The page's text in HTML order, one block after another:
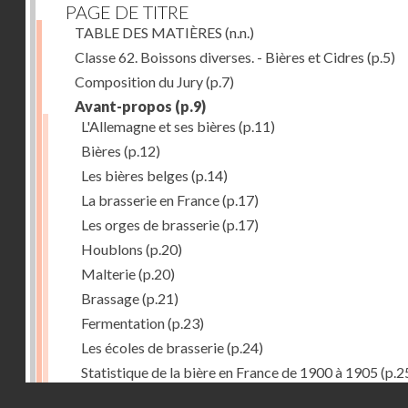
PAGE DE TITRE
TABLE DES MATIÈRES (n.n.)
Classe 62. Boissons diverses. - Bières et Cidres (p.5)
Composition du Jury(p.7)
Avant-propos (p.9)
L'Allemagne et ses bières (p.11)
Bières (p.12)
Les bières belges (p.14)
La brasserie en France(p.17)
Les orges de brasserie(p.17)
Houblons (p.20)
Malterie(p.20)
Brassage(p.21)
Fermentation(p.23)
Les écoles de brasserie(p.24)
Statistique de la bière en France de 1900 à 1905